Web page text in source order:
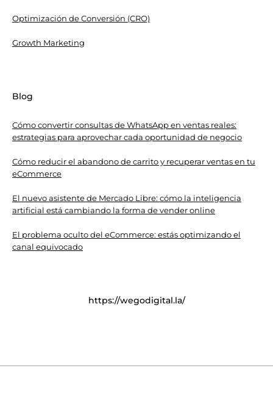
https://wegodigital.la/
Optimización de Conversión (CRO)
Growth Marketing
Blog
Cómo convertir consultas de WhatsApp en ventas reales:
estrategias para aprovechar cada oportunidad de negocio
Cómo reducir el abandono de carrito y recuperar ventas en tu
eCommerce
El nuevo asistente de Mercado Libre: cómo la inteligencia
artificial está cambiando la forma de vender online
El problema oculto del eCommerce: estás optimizando el
canal equivocado